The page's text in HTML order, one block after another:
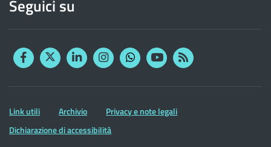
Seguici su
FacebookTwitterLinkedinInstagram
YouTubeRSS
Altre
informazioni
Link utili Archivio
Privacy e note legali
Dichiarazione di accessibilità